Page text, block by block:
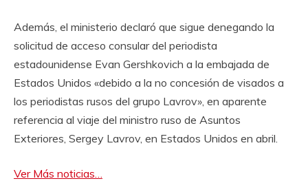
Además, el ministerio declaró que sigue denegando la
solicitud de acceso consular del periodista
estadounidense Evan Gershkovich a la embajada de
Estados Unidos «debido a la no concesión de visados ​​a
los periodistas rusos del grupo Lavrov», en aparente
referencia al viaje del ministro ruso de Asuntos
Exteriores, Sergey Lavrov, en Estados Unidos en abril.
Ver Más noticias…